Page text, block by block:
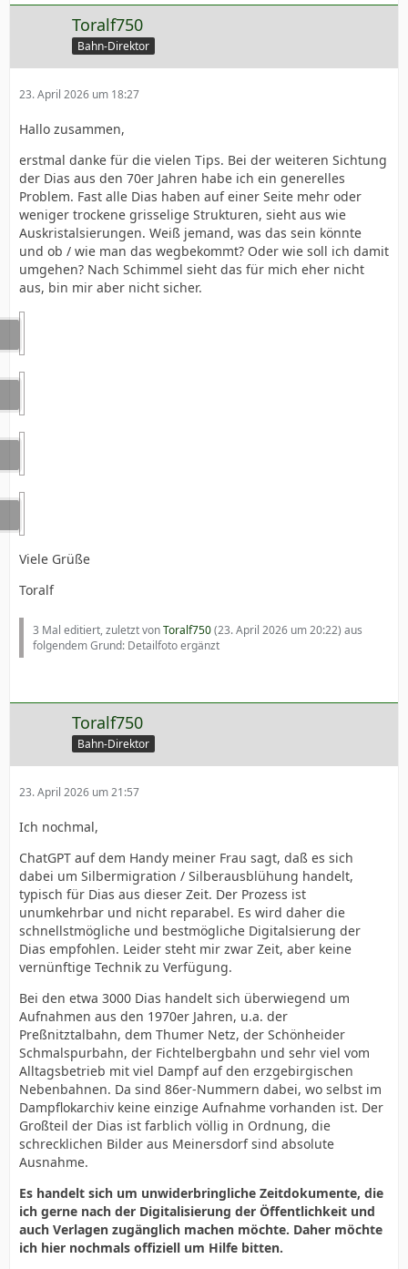
Toralf750
Bahn-Direktor
23. April 2026 um 18:27
Hallo zusammen,
erstmal danke für die vielen Tips. Bei der weiteren Sichtung
der Dias aus den 70er Jahren habe ich ein generelles
Problem. Fast alle Dias haben auf einer Seite mehr oder
weniger trockene grisselige Strukturen, sieht aus wie
Auskristalsierungen. Weiß jemand, was das sein könnte
und ob / wie man das wegbekommt? Oder wie soll ich damit
umgehen? Nach Schimmel sieht das für mich eher nicht
aus, bin mir aber nicht sicher.
Viele Grüße
Toralf
3 Mal editiert, zuletzt vonToralf750(23. April 2026 um 20:22) aus
folgendem Grund: Detailfoto ergänzt
Toralf750
Bahn-Direktor
23. April 2026 um 21:57
Ich nochmal,
ChatGPT auf dem Handy meiner Frau sagt, daß es sich
dabei um Silbermigration / Silberausblühung handelt,
typisch für Dias aus dieser Zeit. Der Prozess ist
unumkehrbar und nicht reparabel. Es wird daher die
schnellstmögliche und bestmögliche Digitalsierung der
Dias empfohlen. Leider steht mir zwar Zeit, aber keine
vernünftige Technik zu Verfügung.
Bei den etwa 3000 Dias handelt sich überwiegend um
Aufnahmen aus den 1970er Jahren, u.a. der
Preßnitztalbahn, dem Thumer Netz, der Schönheider
Schmalspurbahn, der Fichtelbergbahn und sehr viel vom
Alltagsbetrieb mit viel Dampf auf den erzgebirgischen
Nebenbahnen. Da sind 86er-Nummern dabei, wo selbst im
Dampflokarchiv keine einzige Aufnahme vorhanden ist. Der
Großteil der Dias ist farblich völlig in Ordnung, die
schrecklichen Bilder aus Meinersdorf sind absolute
Ausnahme.
Es handelt sich um unwiderbringliche Zeitdokumente, die
ich gerne nach der Digitalisierung der Öffentlichkeit und
auch Verlagen zugänglich machen möchte. Daher möchte
ich hier nochmals offiziell um Hilfe bitten.